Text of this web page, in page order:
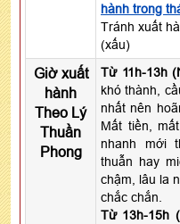
hành trong
Tránh xuất
(xấu)
Giờ xuất
hành
Theo Lý
Thuần
Phong
Từ 11h-13h
khó thành,
nhất nên
Mất tiền,
nhanh mới
thuẫn hay
chậm, lâu la
chắc chắn.
Từ 13h-15h